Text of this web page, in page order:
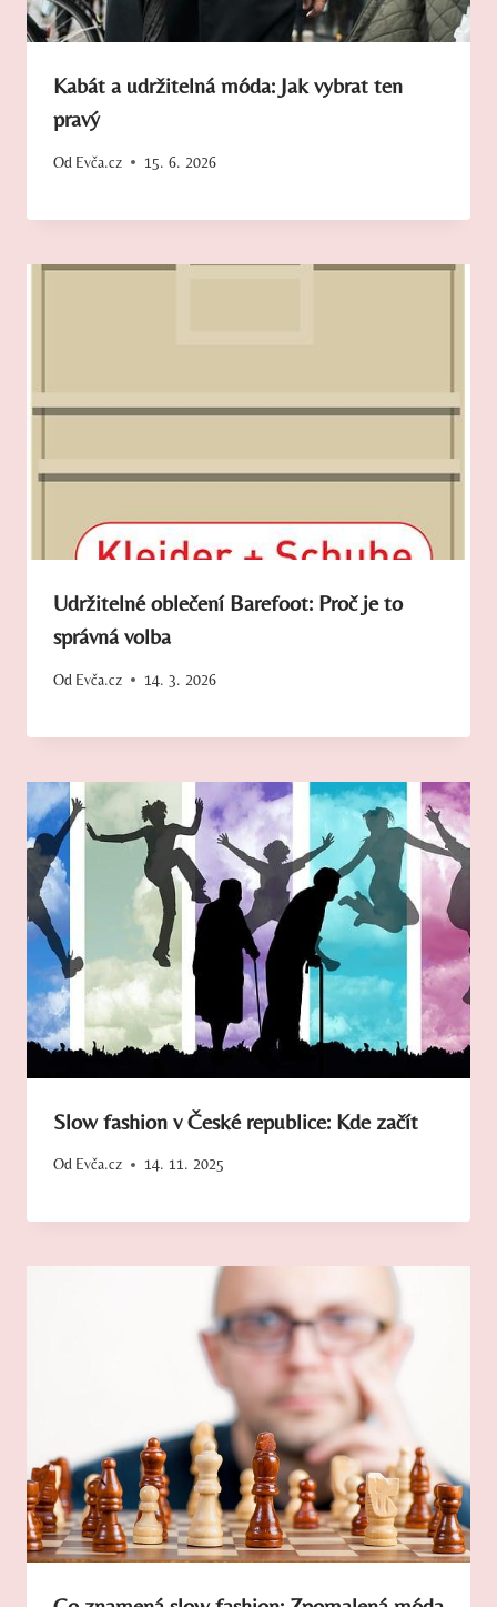
Kabát a udržitelná móda: Jak vybrat ten
pravý
Od Evča.cz 15. 6. 2026
Udržitelné oblečení Barefoot: Proč je to
správná volba
Od Evča.cz 14. 3. 2026
Slow fashion v České republice: Kde začít
Od Evča.cz 14. 11. 2025